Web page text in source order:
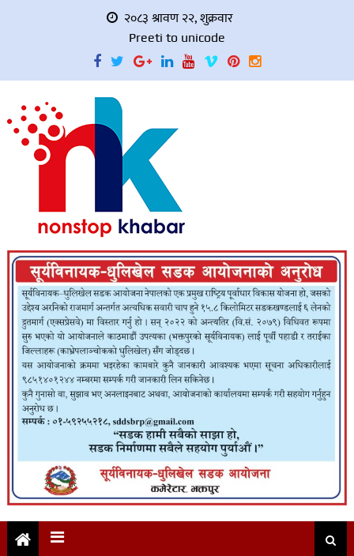
२०८३ श्रावण २२, शुक्रवार
Preeti to unicode